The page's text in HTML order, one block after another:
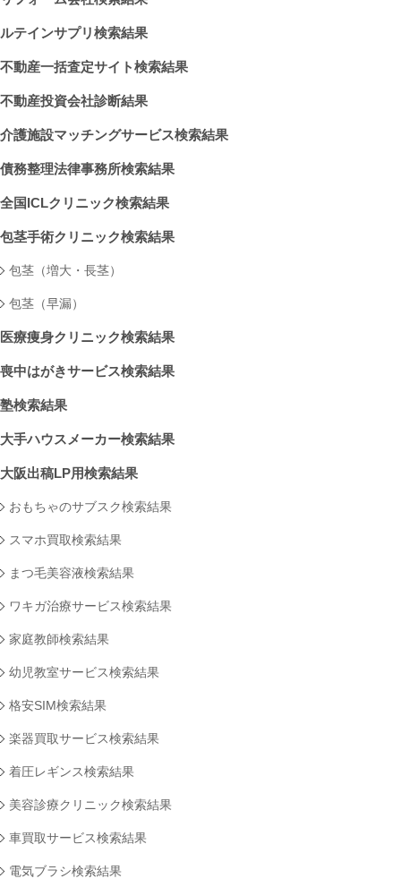
ルテインサプリ検索結果
不動産一括査定サイト検索結果
不動産投資会社診断結果
介護施設マッチングサービス検索結果
債務整理法律事務所検索結果
全国ICLクリニック検索結果
包茎手術クリニック検索結果
包茎（増大・長茎）
包茎（早漏）
医療痩身クリニック検索結果
喪中はがきサービス検索結果
塾検索結果
大手ハウスメーカー検索結果
大阪出稿LP用検索結果
おもちゃのサブスク検索結果
スマホ買取検索結果
まつ毛美容液検索結果
ワキガ治療サービス検索結果
家庭教師検索結果
幼児教室サービス検索結果
格安SIM検索結果
楽器買取サービス検索結果
着圧レギンス検索結果
美容診療クリニック検索結果
車買取サービス検索結果
電気ブラシ検索結果